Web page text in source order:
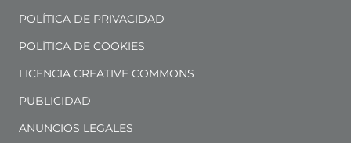
POLÍTICA DE PRIVACIDAD
POLÍTICA DE COOKIES
LICENCIA CREATIVE COMMONS
PUBLICIDAD
ANUNCIOS LEGALES